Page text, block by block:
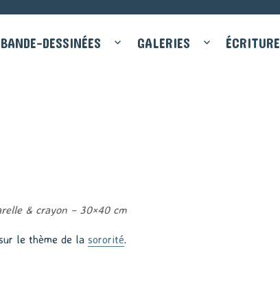
BANDE-DESSINÉES GALERIES ÉCRITURE
& crayon – 30×40 cm
le thème de la sororité.